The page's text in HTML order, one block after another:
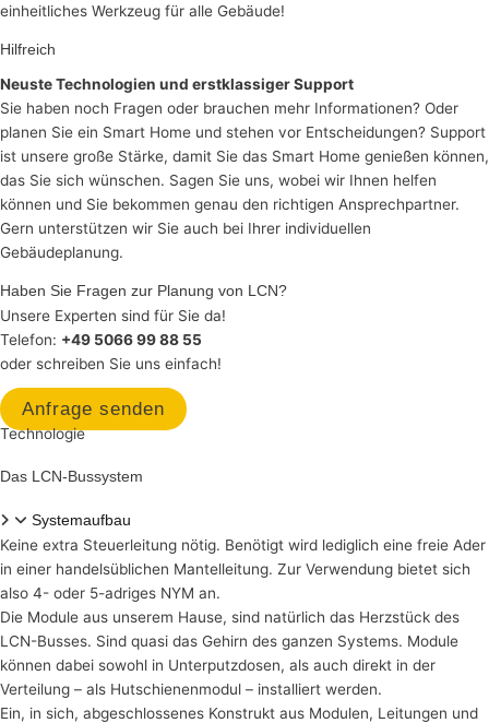
einheitliches Werkzeug für alle Gebäude!
Hilfreich
Neuste Technologien und erstklassiger Support
Sie haben noch Fragen oder brauchen mehr Informationen? Oder
planen Sie ein Smart Home und stehen vor Entscheidungen? Support
ist unsere große Stärke, damit Sie das Smart Home genießen können,
das Sie sich wünschen. Sagen Sie uns, wobei wir Ihnen helfen
können und Sie bekommen genau den richtigen Ansprechpartner.
Gern unterstützen wir Sie auch bei Ihrer individuellen
Gebäudeplanung.
Haben Sie Fragen zur Planung von LCN?
Unsere Experten sind für Sie da!
Telefon: +49 5066 99 88 55
oder schreiben Sie uns einfach!
Anfrage senden
Technologie
Das LCN-Bussystem
Systemaufbau
Keine extra Steuerleitung nötig. Benötigt wird lediglich eine freie Ader
in einer handelsüblichen Mantelleitung. Zur Verwendung bietet sich
also 4- oder 5-adriges NYM an.
Die Module aus unserem Hause, sind natürlich das Herzstück des
LCN-Busses. Sind quasi das Gehirn des ganzen Systems. Module
können dabei sowohl in Unterputzdosen, als auch direkt in der
Verteilung – als Hutschienenmodul – installiert werden.
Ein, in sich, abgeschlossenes Konstrukt aus Modulen, Leitungen und